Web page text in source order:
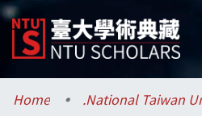
Communities & Collections
Home